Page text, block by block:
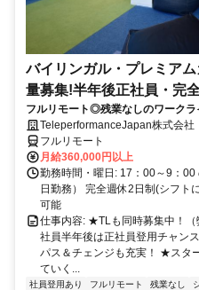
バイリンガル・プレミア
量募集!半年後正社員・完
フルリモート◎残業なしのワーク
◎語学を活かして将来キャリア有望
TeleperformanceJapan株式会社
フルリモート
月給360,000円以上
勤務時間・曜日: 17：00～9：
日勤務） 完全週休2日制(シフ
可能
仕事内容: ★TLも同時募集中！
社員半年後は正社員登用チャン
パス＆チェンジも充実！ ★スタ
ていく...
社員登用あり フルリモート 残業なし